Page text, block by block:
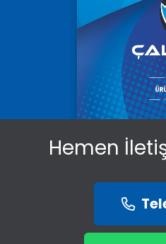
Hemen